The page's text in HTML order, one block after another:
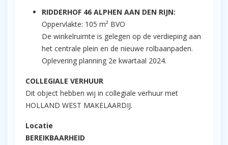
RIDDERHOF 46 ALPHEN AAN DEN RIJN:
Oppervlakte: 105 m² BVO
De winkelruimte is gelegen op de verdieping aan
het centrale plein en de nieuwe rolbaanpaden.
Oplevering planning 2e kwartaal 2024.
COLLEGIALE VERHUUR
Dit object hebben wij in collegiale verhuur met
HOLLAND WEST MAKELAARDIJ.
Locatie
BEREIKBAARHEID